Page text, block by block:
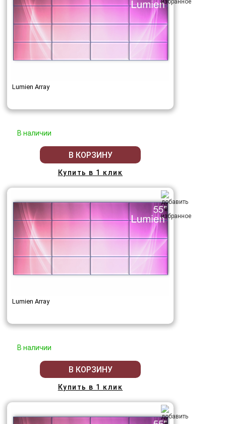
Lumien Array
В наличии
В КОРЗИНУ
Купить в 1 клик
Lumien Array
В наличии
В КОРЗИНУ
Купить в 1 клик